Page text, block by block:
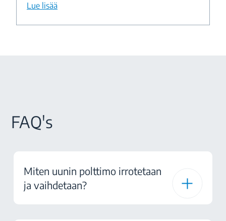
Lue lisää
FAQ's
Miten uunin polttimo irrotetaan
ja vaihdetaan?